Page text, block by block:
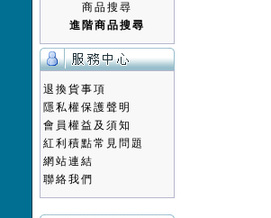
商品搜尋
進階商品搜尋
退換貨事項
隱私權保護聲明
會員權益及須知
紅利積點常見問題
網站連結
聯絡我們